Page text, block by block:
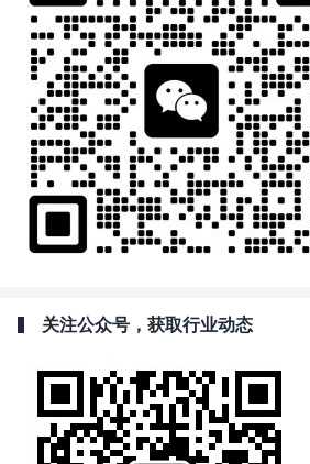
关注公众号，获取行业动态